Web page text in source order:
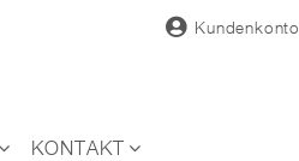
Kundenkonto
KONTAKT